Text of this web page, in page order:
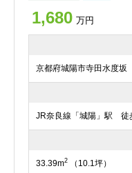
1,680 万円
京都府城陽市寺田水度坂
JR奈良線「城陽」駅 徒
33.39m2 （10.1坪）